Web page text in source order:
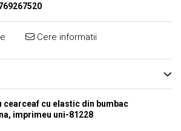
Cere informatii
cearceaf cu elastic din bumbac
imprimeu uni-81228